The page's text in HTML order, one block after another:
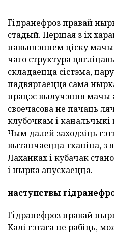
Гідранефроз правай
стадый. Першая з іх
павышэннем ціску мачы
чаго структура
складаецца сістэма,
падвяргаецца сама
працэс вылучэння мачы
своечасова не пачаць
клубочкам і
Чым далей заходзіць
вытанчаецца тканіна, з
Лаханках і кубачак
і нырка апускаецца.
наступствы
Гідранефроз правай
Калі гэтага не рабіць,